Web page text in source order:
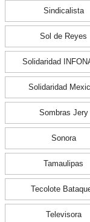
Sindicalista
Sol de Reyes
Solidaridad
Solidaridad
Sombras Jery
Sonora
Tamaulipas
Tecolote
Televisora